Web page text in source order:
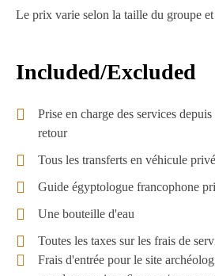
Le prix varie selon la taille du groupe
Included/Excluded
Prise en charge des services
retour
Tous les transferts en véhicule
Guide égyptologue francophone
Une bouteille d'eau
Toutes les taxes sur les frais de
Frais d'entrée pour le site